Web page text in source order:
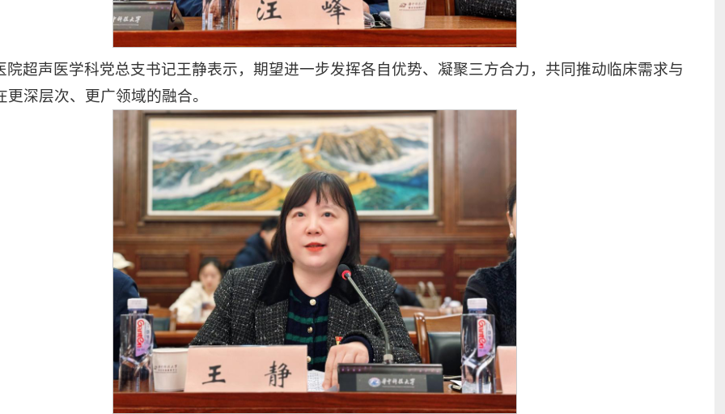
院超声医学科党总支书记王静表示，期望进一步发挥各自优势、凝聚三方合力，共同推动临床需求与
更深层次、更广领域的融合。